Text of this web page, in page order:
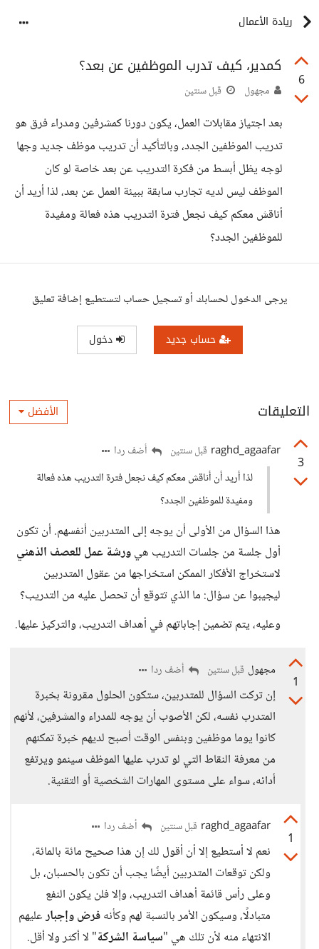
ريادة الأعمال
6
كمدير، كيف تدرب الموظفين عن بعد؟
مجهول قبل سنتين
بعد اجتياز مقابلات العمل، يكون دورنا كمشرفين ومدراء فرق هو
تدريب الموظفين الجدد، وبالتأكيد أن تدريب موظف جديد وجها
لوجه يظل أبسط من فكرة التدريب عن بعد خاصة لو كان
الموظف ليس لديه تجارب سابقة ببيئة العمل عن بعد، لذا أريد أن
أناقش معكم كيف نجعل فترة التدريب هذه فعالة ومفيدة
للموظفين الجدد؟
يرجى الدخول لحسابك أو تسجيل حساب لتستطيع إضافة تعليق
حساب جديد دخول
التعليقات الأفضل
3
raghd_agaafar قبل سنتين
أضف ردا
لذا أريد أن أناقش معكم كيف نجعل فترة التدريب هذه فعالة
ومفيدة للموظفين الجدد؟
هذا السؤال من الأولى أن يوجه إلى المتدربين أنفسهم. أن تكون
أول جلسة من جلسات التدريب هيورشة عمل للعصف الذهني
لاستخراج الأفكار الممكن استخراجها من عقول المتدربين
ليجيبوا عن سؤال: ما الذي تتوقع أن تحصل عليه من التدريب؟
وعليه، يتم تضمين إجاباتهم في أهداف التدريب، والتركيز عليها.
1
مجهول قبل سنتين أضف ردا
إن تركت السؤال للمتدربين، ستكون الحلول مقرونة بخبرة
المتدرب نفسه، لكن الأصوب أن يوجه للمدراء والمشرفين، لأنهم
كانوا يوما موظفين وبنفس الوقت أصبح لديهم خبرة تمكنهم
من معرفة النقاط التي لو تدرب عليها الموظف سينمو ويرتفع
أدائه، سواء على مستوى المهارات الشخصية أو التقنية.
1
raghd_agaafar قبل سنتين أضف ردا
نعم لا أستطيع إلا أن أقول لك إن هذا صحيح مائة بالمائة،
ولكن توقعات المتدربين أيضًا يجب أن تكون بالحسبان، بل
وعلى رأس قائمة أهداف التدريب، وإلا فلن يكون النفع
متبادلًا، وسيكون الأمر بالنسبة لهم وكأنهفرض وإجبارعليهم
الانتهاء منه لأن تلك هي "سياسة الشركة" لا أكثر ولا أقل.